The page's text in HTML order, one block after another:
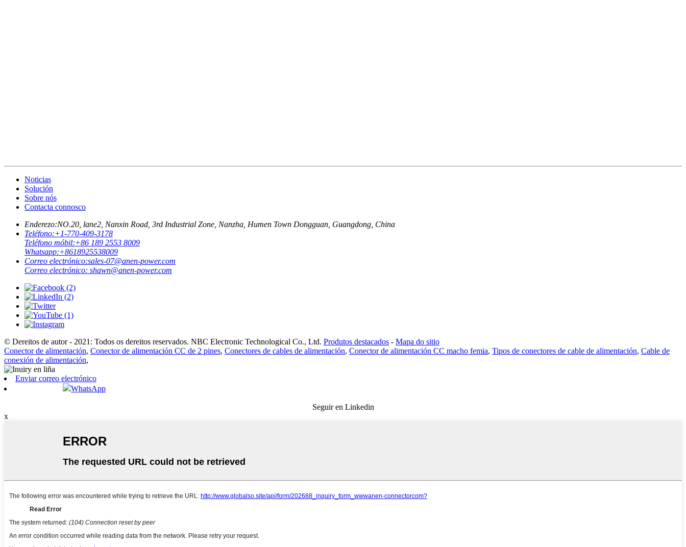
Noticias
Solución
Sobre nós
Contacta connosco
Enderezo:NO.20, lane2, Nanxin Road, 3rd Industrial Zone, Nanzha, Humen Town Dongguan, Guangdong, China
Teléfono:+1-770-409-3178
Teléfono móbil:+86 189 2553 8009
Whatsapp:+8618925538009
Correo electrónico:sales-07@anen-power.com
Correo electrónico: shawn@anen-power.com
© Dereitos de autor - 2021: Todos os dereitos reservados. NBC Electronic Technological Co., Ltd. Produtos destacados - Mapa do sitio
Conector de alimentación, Conector de alimentación CC de 2 pines, Conectores de cables de alimentación, Conector de alimentación CC macho femia, Tipos de conectores de cable de alimentación, Cable de
conexión de alimentación,
Enviar correo electrónico
WhatsApp
Seguir en Linkedin
x